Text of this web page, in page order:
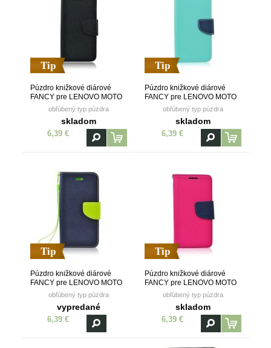
Tip
Púzdro knižkové diárové
FANCY pre LENOVO MOTO
G5s - čierne
obľúbený typ púzdra
skladom
6,39 €
Tip
Púzdro knižkové diárové
FANCY pre LENOVO MOTO
G5s - mätovo modré
obľúbený typ púzdra
skladom
6,39 €
Tip
Púzdro knižkové diárové
FANCY pre LENOVO MOTO
G5s - modro žlté
obľúbený typ púzdra
vypredané
6,39 €
Tip
Púzdro knižkové diárové
FANCY pre LENOVO MOTO
G5s - ružovo modré
obľúbený typ púzdra
skladom
6,39 €